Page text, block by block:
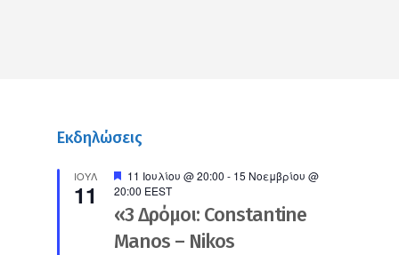
Εκδηλώσεις
ΙΟΎΛ
11
Προτεινόμενο
11 Ιουλίου @ 20:00 - 15 Νοεμβρίου @
20:00 EEST
«3 Δρόμοι: Constantine
Manos – Nikos